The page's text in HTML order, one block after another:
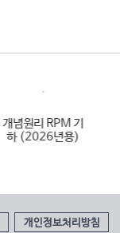
개념원리 RPM 기
하 (2026년용)
개인정보처리방침